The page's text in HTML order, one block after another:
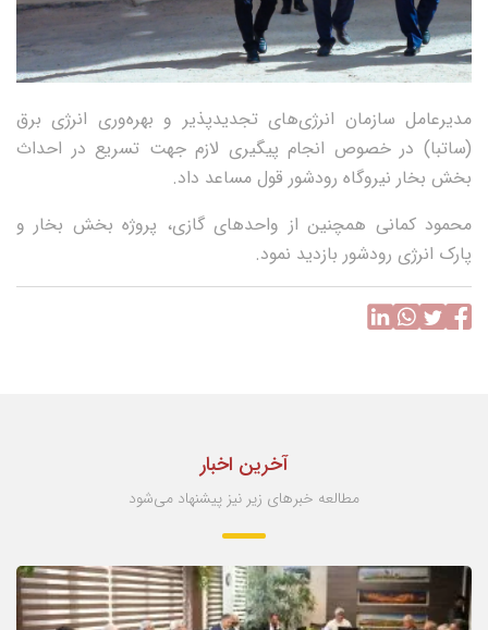
مدیرعامل سازمان انرژی‌های تجدیدپذیر و بهره‌وری انرژی برق
(ساتبا) در خصوص انجام پیگیری لازم جهت تسریع در احداث
بخش بخار نیروگاه رودشور قول مساعد داد.
محمود کمانی همچنین از واحدهای گازی، پروژه بخش بخار و
پارک انرژی رودشور بازدید نمود.
آخرین اخبار
مطالعه خبرهای زیر نیز پیشنهاد می‌شود